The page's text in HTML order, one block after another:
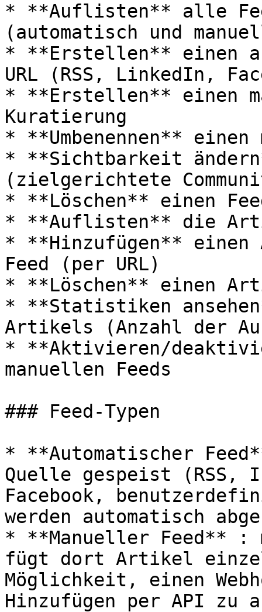
* **Auflisten** alle
(automatisch und
* **Erstellen** einen
URL (RSS, LinkedIn,
* **Erstellen** einen
Kuratierung
* **Umbenennen** einen
* **Sichtbarkeit
(zielgerichtete
* **Löschen** einen
* **Auflisten** die
* **Hinzufügen** einen
Feed (per URL)
* **Löschen** einen
* **Statistiken
Artikels (Anzahl der
* **Aktivieren/
manuellen Feeds
### Feed-Typen
* **Automatischer
Quelle gespeist (RSS,
Facebook,
werden automatisch
* **Manueller Feed** :
fügt dort Artikel
Möglichkeit, einen
Hinzufügen per API zu